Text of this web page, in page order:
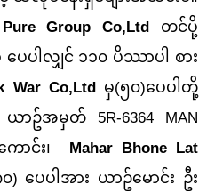
Group Co,Ltd တင်ပို့
ေပါလျှင် ၁၁၀ ပိဿာပါ စား
War Co,Ltd မှ(၅၀)ပေပါတို့
ာဥ်အမှတ် 5R-6364 MAN
ာင်း၊
Mahar Bhone Lat
ပေပါအား ယာဥ်‌မောင်း ဦး